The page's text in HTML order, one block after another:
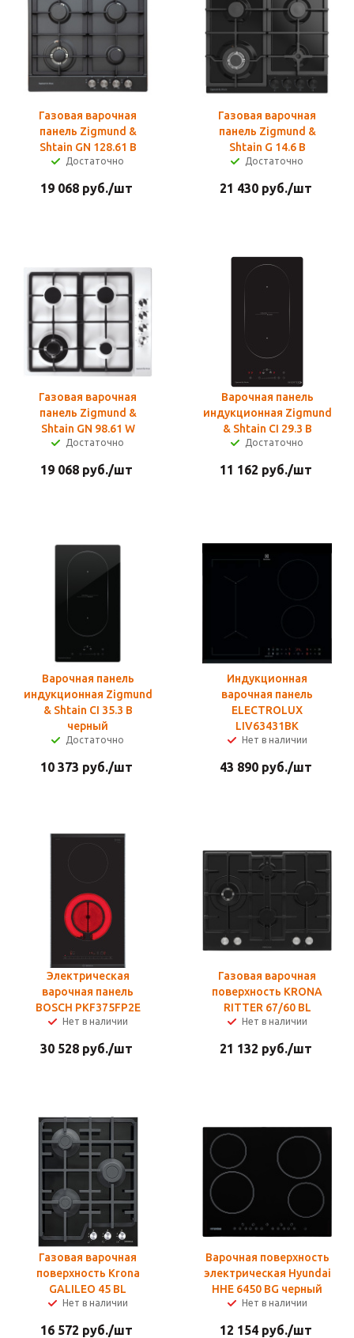
Газовая варочная
панель Zigmund &
Shtain GN 128.61 B
Достаточно
19 068руб./шт
Газовая варочная
панель Zigmund &
Shtain G 14.6 B
Достаточно
21 430руб./шт
Газовая варочная
панель Zigmund &
Shtain GN 98.61 W
Достаточно
19 068руб./шт
Варочная панель
индукционная Zigmund
& Shtain CI 29.3 B
Достаточно
11 162 руб./шт
Варочная панель
индукционная Zigmund
& Shtain CI 35.3 B
черный
Достаточно
10 373 руб./шт
Индукционная
варочная панель
ELECTROLUX
LIV63431BK
Нет в наличии
43 890руб./шт
Электрическая
варочная панель
BOSCH PKF375FP2E
Нет в наличии
30 528руб./шт
Газовая варочная
поверхность KRONA
RITTER 67/60 BL
Нет в наличии
21 132 руб./шт
Газовая варочная
поверхность Krona
GALILEO 45 BL
Нет в наличии
16 572 руб./шт
Варочная поверхность
электрическая Hyundai
HHE 6450 BG черный
Нет в наличии
12 154руб./шт